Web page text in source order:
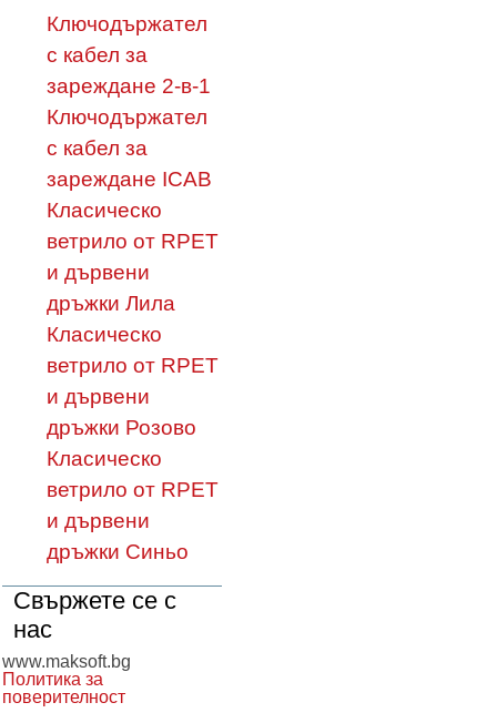
Ключодържател
с кабел за
зареждане 2-в-1
Ключодържател
с кабел за
зареждане ICAB
Класическо
ветрило от RPET
и дървени
дръжки Лила
Класическо
ветрило от RPET
и дървени
дръжки Розово
Класическо
ветрило от RPET
и дървени
дръжки Синьо
Свържете се с
нас
www.maksoft.bg
Политика за
поверителност